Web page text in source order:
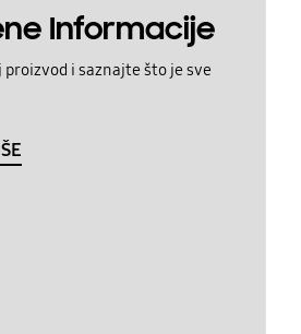
Informacije
i saznajte što je sve